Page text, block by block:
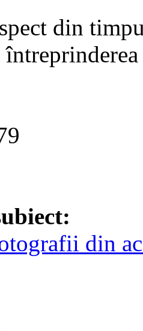
din
din